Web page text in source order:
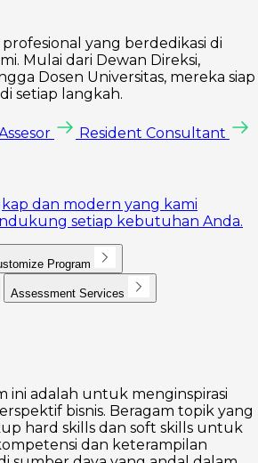
yang berdedikasi di
Mulai dari Dewan Direksi,
Dosen Universitas, mereka siap
setiap langkah.
Resident Consultant
dan modern yang kami
setiap kebutuhan Anda.
Program
Assessment Services
ini adalah untuk menginspirasi
bisnis. Beragam topik yang
hard skills dan soft skills untuk
dan keterampilan